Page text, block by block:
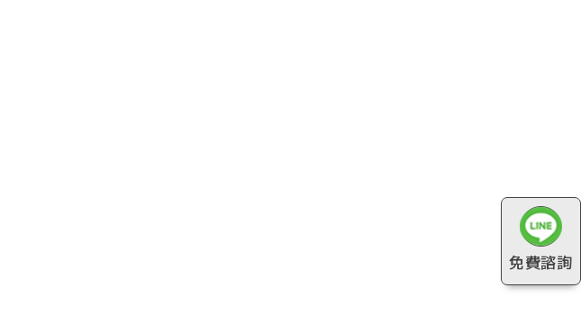
免費諮詢